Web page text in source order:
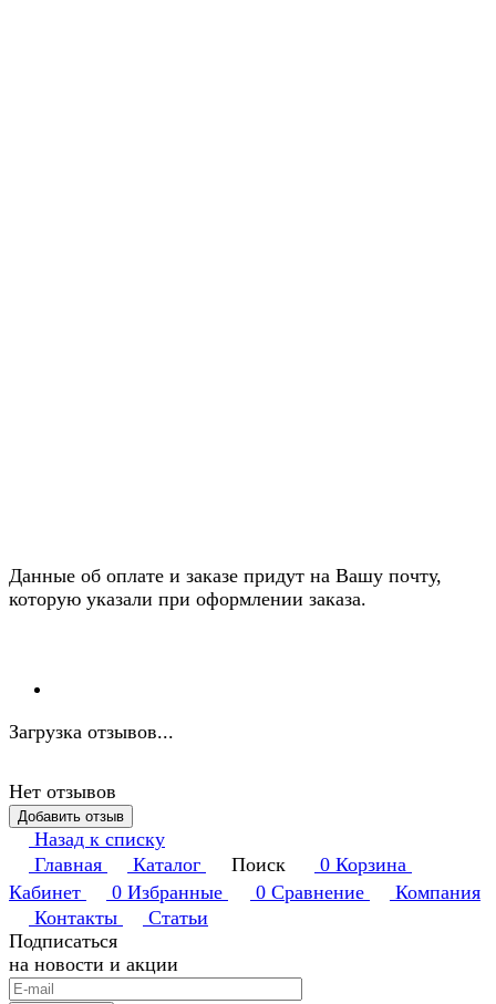
Данные об оплате и заказе придут на Вашу почту,
которую указали при оформлении заказа.
Загрузка отзывов...
Нет отзывов
Добавить отзыв
Назад к списку
Главная
Каталог Поиск 0 Корзина
Кабинет
0 Избранные 0 Сравнение
Компания
Контакты
Статьи
Подписаться
на новости и акции